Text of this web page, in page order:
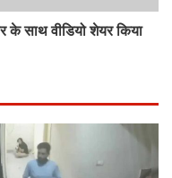
के साथ वीडियो शेयर किया